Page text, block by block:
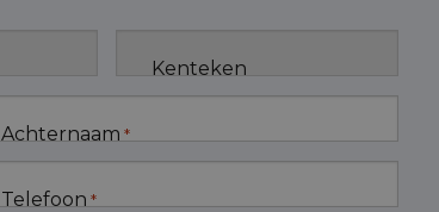
Kenteken
Achternaam *
Telefoon *